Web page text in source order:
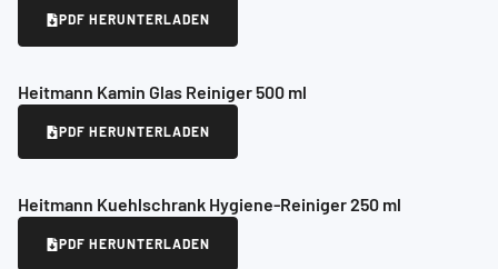
PDF HERUNTERLADEN
Heitmann Kamin Glas Reiniger 500 ml
PDF HERUNTERLADEN
Heitmann Kuehlschrank Hygiene-Reiniger 250 ml
PDF HERUNTERLADEN